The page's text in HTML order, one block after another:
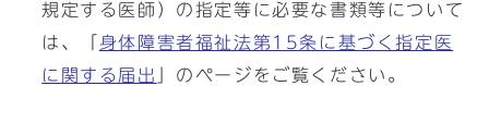
規定する医師）の指定等に必要な書類等について
は、「 身体障害者福祉法第15条に基づく指定医
に関する届出
」のページをご覧ください。